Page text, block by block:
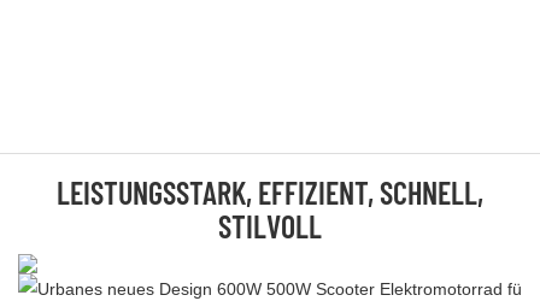
LEISTUNGSSTARK, EFFIZIENT, SCHNELL,
STILVOLL